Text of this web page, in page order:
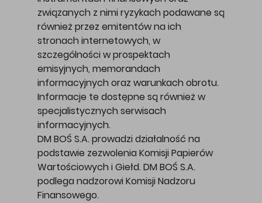
związanych z nimi ryzykach podawane są
również przez emitentów na ich
stronach internetowych, w
szczególności w prospektach
emisyjnych, memorandach
informacyjnych oraz warunkach obrotu.
Informacje te dostępne są również w
specjalistycznych serwisach
informacyjnych.
DM BOŚ S.A. prowadzi działalność na
podstawie zezwolenia Komisji Papierów
Wartościowych i Giełd. DM BOŚ S.A.
podlega nadzorowi Komisji Nadzoru
Finansowego.